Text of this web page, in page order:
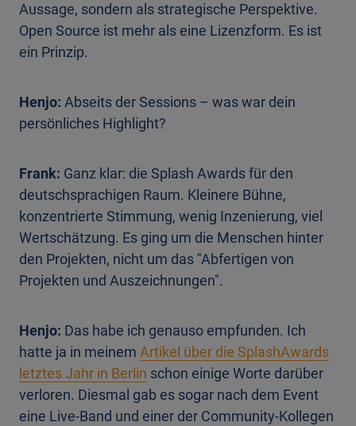
Aussage, sondern als strategische Perspektive.
Open Source ist mehr als eine Lizenzform. Es ist
ein Prinzip.
Henjo: Abseits der Sessions – was war dein
persönliches Highlight?
Frank: Ganz klar: die Splash Awards für den
deutschsprachigen Raum. Kleinere Bühne,
konzentrierte Stimmung, wenig Inzenierung, viel
Wertschätzung. Es ging um die Menschen hinter
den Projekten, nicht um das "Abfertigen von
Projekten und Auszeichnungen".
Henjo: Das habe ich genauso empfunden. Ich
hatte ja in meinem Artikel über die SplashAwards
letztes Jahr in Berlin schon einige Worte darüber
verloren. Diesmal gab es sogar nach dem Event
eine Live-Band und einer der Community-Kollegen